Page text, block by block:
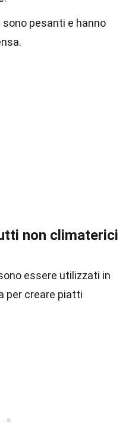
pesanti e hanno
non climaterici
essere utilizzati in
per creare piatti